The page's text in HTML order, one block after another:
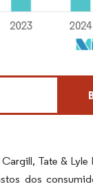
Tate &
dos